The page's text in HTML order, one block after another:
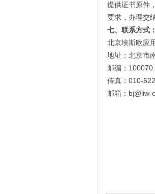
提供证书原件
要求，办理交
七、联系方式：
北京埃斯欧应
地址：北京市
邮编：
传真：010-
邮箱：bj@iiw-